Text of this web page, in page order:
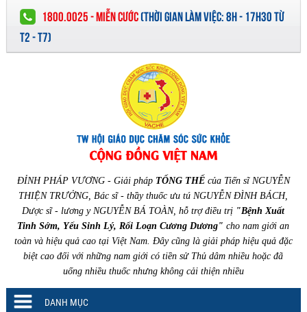
1800.0025 - MIỄN CƯỚC(THỜI GIAN LÀM VIỆC:8H - 17H30 TỪ
T2 - T7)
ĐỈNH PHÁP VƯƠNG - Giải pháp TỔNG THỂcủa Tiến sĩ NGUYỄN
THIỆN TRƯỞNG, Bác sĩ - thầy thuốc ưu tú NGUYỄN ĐÌNH BÁCH,
Dược sĩ - lương y NGUYỄN BÁ TOÀN, hỗ trợ điều trị "Bệnh Xuất
Tinh Sớm, Yếu Sinh Lý, Rối Loạn Cương Dương" cho nam giới an
toàn và hiệu quả cao tại Việt Nam. Đây cũng là giải pháp hiệu quả đặc
biệt cao đối với những nam giới có tiền sử Thủ dâm nhiều hoặc đã
uống nhiều thuốc nhưng không cải thiện nhiều
DANH MỤC